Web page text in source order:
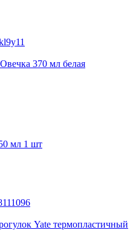
370 мл белая
мл 1 шт
Yate термопластичный